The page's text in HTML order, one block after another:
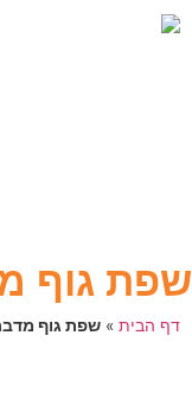
שפת גוף
דף הבית » שפת גוף